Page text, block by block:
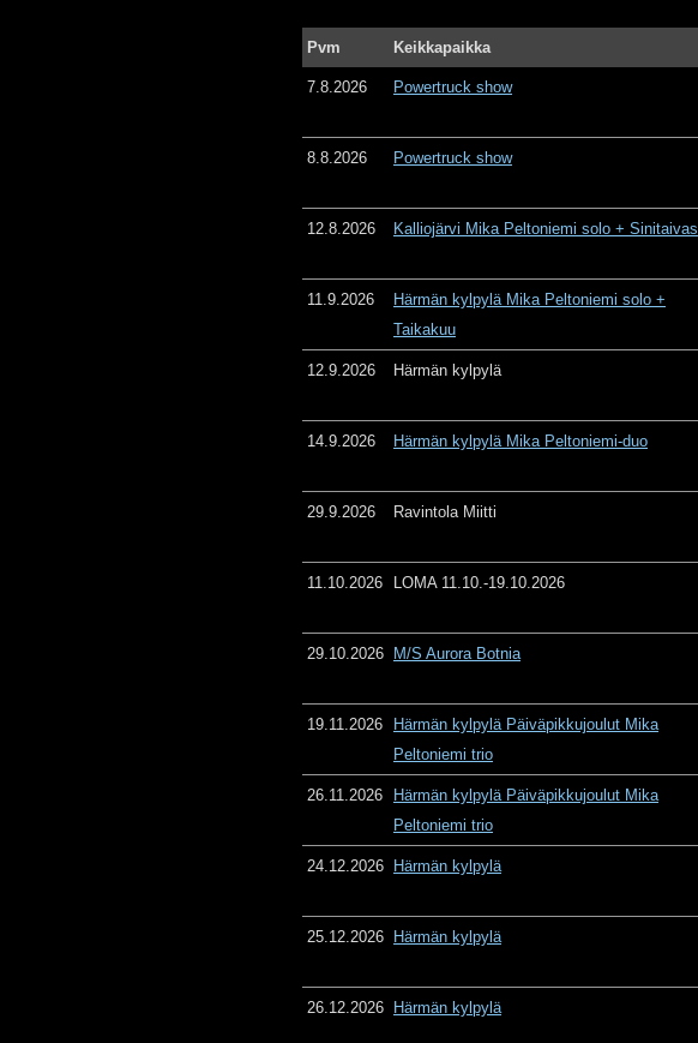
Pvm Keikkapaikka
7.8.2026 Powertruck show
8.8.2026 Powertruck show
12.8.2026 Kalliojärvi Mika Peltoniemi solo + Sinitaivas
11.9.2026
Härmän kylpylä Mika Peltoniemi solo +
Taikakuu
12.9.2026 Härmän kylpylä
14.9.2026 Härmän kylpylä Mika Peltoniemi-duo
29.9.2026 Ravintola Miitti
11.10.2026 LOMA 11.10.-19.10.2026
29.10.2026 M/S Aurora Botnia
19.11.2026
Härmän kylpylä Päiväpikkujoulut Mika
Peltoniemi trio
26.11.2026
Härmän kylpylä Päiväpikkujoulut Mika
Peltoniemi trio
24.12.2026 Härmän kylpylä
25.12.2026 Härmän kylpylä
26.12.2026 Härmän kylpylä